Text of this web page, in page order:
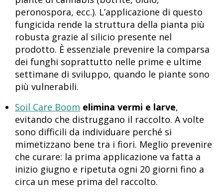
peronospora, ecc.). L’applicazione di questo
fungicida rende la struttura della pianta più
robusta grazie al silicio presente nel
prodotto. È essenziale prevenire la comparsa
dei funghi soprattutto nelle prime e ultime
settimane di sviluppo, quando le piante sono
più vulnerabili.
Soil Care Boom elimina vermi e larve,
evitando che distruggano il raccolto. A volte
sono difficili da individuare perché si
mimetizzano bene tra i fiori. Meglio prevenire
che curare: la prima applicazione va fatta a
inizio giugno e ripetuta ogni 20 giorni fino a
circa un mese prima del raccolto.